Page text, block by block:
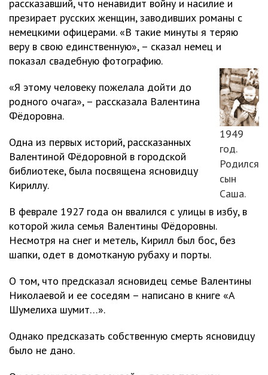
рассказавший, что ненавидит войну и насилие и
презирает русских женщин, заводивших романы с
немецкими офицерами. «В такие минуты я теряю
веру в свою единственную», – сказал немец и
показал свадебную фотографию.
1949
год.
Родился
сын
Саша.
«Я этому человеку пожелала дойти до
родного очага», – рассказала Валентина
Фёдоровна.
Одна из первых историй, рассказанных
Валентиной Фёдоровной в городской
библиотеке, была посвящена ясновидцу
Кириллу.
В феврале 1927 года он ввалился с улицы в избу, в
которой жила семья Валентины Фёдоровны.
Несмотря на снег и метель, Кирилл был бос, без
шапки, одет в домотканую рубаху и порты.
О том, что предсказал ясновидец семье Валентины
Николаевой и ее соседям – написано в книге «А
Шумелиха шумит…».
Однако предсказать собственную смерть ясновидцу
было не дано.